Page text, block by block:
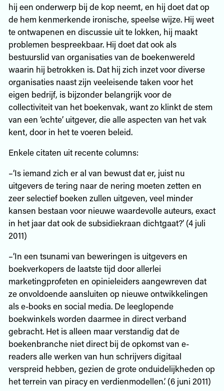
hij een onderwerp bij de kop neemt, en hij doet dat op
de hem kenmerkende ironische, speelse wijze. Hij weet
te ontwapenen en discussie uit te lokken, hij maakt
problemen bespreekbaar. Hij doet dat ook als
bestuurslid van organisaties van de boekenwereld
waarin hij betrokken is. Dat hij zich inzet voor diverse
organisaties naast zijn veeleisende taken voor het
eigen bedrijf, is bijzonder belangrijk voor de
collectiviteit van het boekenvak, want zo klinkt de stem
van een ‘echte’ uitgever, die alle aspecten van het vak
kent, door in het te voeren beleid.
Enkele citaten uit recente columns:
–‘Is iemand zich er al van bewust dat er, juist nu
uitgevers de tering naar de nering moeten zetten en
zeer selectief boeken zullen uitgeven, veel minder
kansen bestaan voor nieuwe waardevolle auteurs, exact
in het jaar dat ook de subsidiekraan dichtgaat?’ (4 juli
2011)
–‘In een tsunami van beweringen is uitgevers en
boekverkopers de laatste tijd door allerlei
marketingprofeten en opinieleiders aangewreven dat
ze onvoldoende aansluiten op nieuwe ontwikkelingen
als e-books en social media. De leeglopende
boekwinkels worden daarmee in direct verband
gebracht. Het is alleen maar verstandig dat de
boekenbranche niet direct bij de opkomst van e-
readers alle werken van hun schrijvers digitaal
verspreid hebben, gezien de grote onduidelijkheden op
het terrein van piracy en verdienmodellen.’ (6 juni 2011)